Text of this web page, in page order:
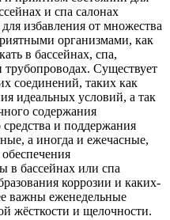
и спа салонах
избавления от множества
организмами, как
в бассейнах, спа,
Существует
соединений, таких как
идеальных условий, а так
содержания
и поддержания
а иногда и ежечасные,
в бассейнах или спа
коррозии и каких-
важны еженедельные
жёсткости и щелочности.